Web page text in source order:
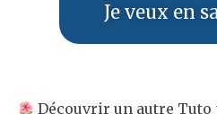
Je veux en
Découvrir un autre Tuto